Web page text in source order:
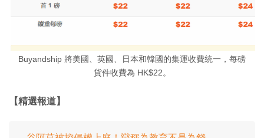
Buyandship 將美國、英國、日本和韓國的集運收費統一，每磅
貨件收費為 HK$22。
【精選報道】